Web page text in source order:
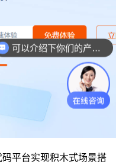
码平台实现积木式场景搭
你们是怎么收费的呢？